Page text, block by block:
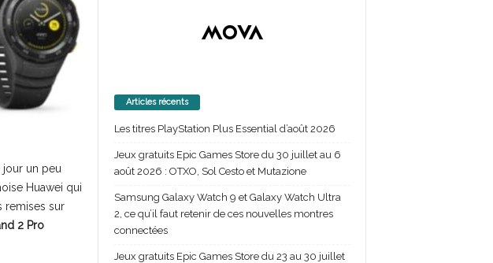
jour un peu
Huawei qui
remises sur
2 Pro
Articles récents
Les titres PlayStation Plus Essential d’août 2026
Jeux gratuits Epic Games Store du 30 juillet au 6
août 2026 : OTXO, Sol Cesto et Mutazione
Samsung Galaxy Watch 9 et Galaxy Watch Ultra
2, ce qu’il faut retenir de ces nouvelles montres
connectées
Jeux gratuits Epic Games Store du 23 au 30 juillet